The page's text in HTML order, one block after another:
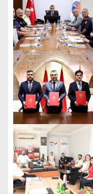
z
i
n
m
e
s
i